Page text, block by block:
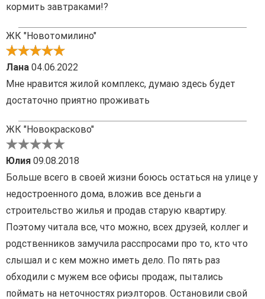
кормить завтраками!?
ЖК "Новотомилино"
Лана 04.06.2022
Мне нравится жилой комплекс, думаю здесь будет
достаточно приятно проживать
ЖК "Новокрасково"
Юлия 09.08.2018
Больше всего в своей жизни боюсь остаться на улице у
недостроенного дома, вложив все деньги а
строительство жилья и продав старую квартиру.
Поэтому читала все, что можно, всех друзей, коллег и
родственников замучила расспросами про то, кто что
слышал и с кем можно иметь дело. По пять раз
обходили с мужем все офисы продаж, пытались
поймать на неточностях риэлторов. Остановили свой